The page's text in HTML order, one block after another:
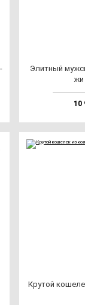
Элит­ный
жи
10
Кру­той